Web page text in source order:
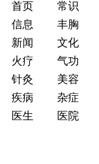
首页 常识
信息
丰胸
新闻
文化
火疗
气功
针灸
美容
疾病
杂症
医生
医院